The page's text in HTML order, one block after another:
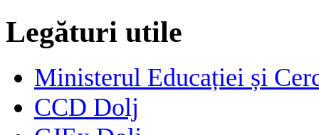
Legături utile
Ministerul Educației și
CCD Dolj